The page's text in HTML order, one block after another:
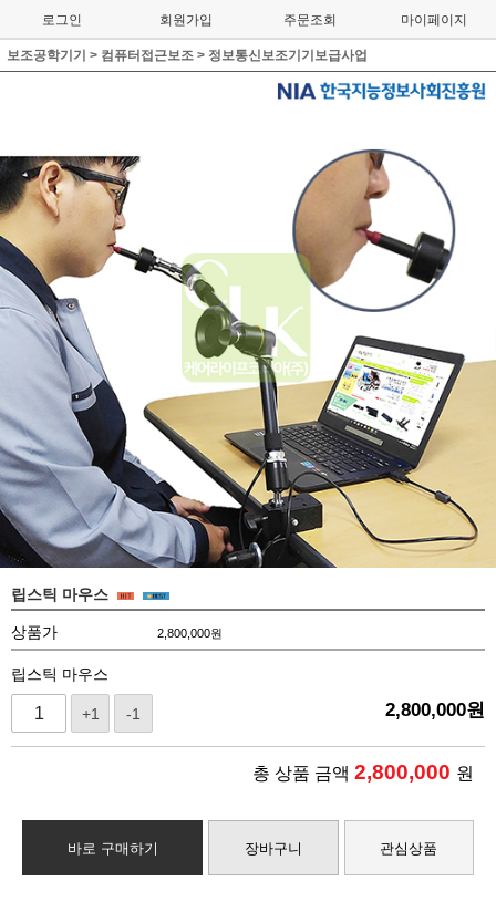
로그인 회원가입 주문조회 마이페이지
보조공학기기 > 컴퓨터접근보조 > 정보통신보조기기보급사업
립스틱 마우스
상품가 2,800,000원
립스틱 마우스
+1 -1 2,800,000원
총 상품 금액 2,800,000 원
바로 구매하기 장바구니 관심상품